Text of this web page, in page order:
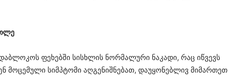
ფეხებში სისხლის ნორმალური ნაკადი, რაც იწვევს
მოცემული სიმპტომი აღგენიშნებათ, დაუყონებლივ მიმართეთ